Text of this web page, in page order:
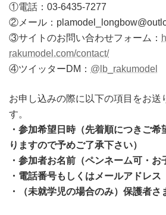
①電話：03-6435-7277
②メール：
③サイトのお問い合わせフォーム：
rakumodel.com/contact/
④ツイッターDM： @lb_rakumodel
お申し込みの際に以下の項目をお送
す。
・参加希望日時（先着順につきご
りますので予めご了承下さい）
・参加者お名前（ペンネーム可・お
・電話番号もしくはメールアドレス
・（未就学児の場合のみ）保護者さ